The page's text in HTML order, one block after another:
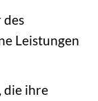
des
Leistungen
die ihre